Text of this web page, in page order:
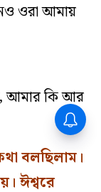
ওরা আমায়
আমার কি আর
বলছিলাম।
ঈশ্বরে